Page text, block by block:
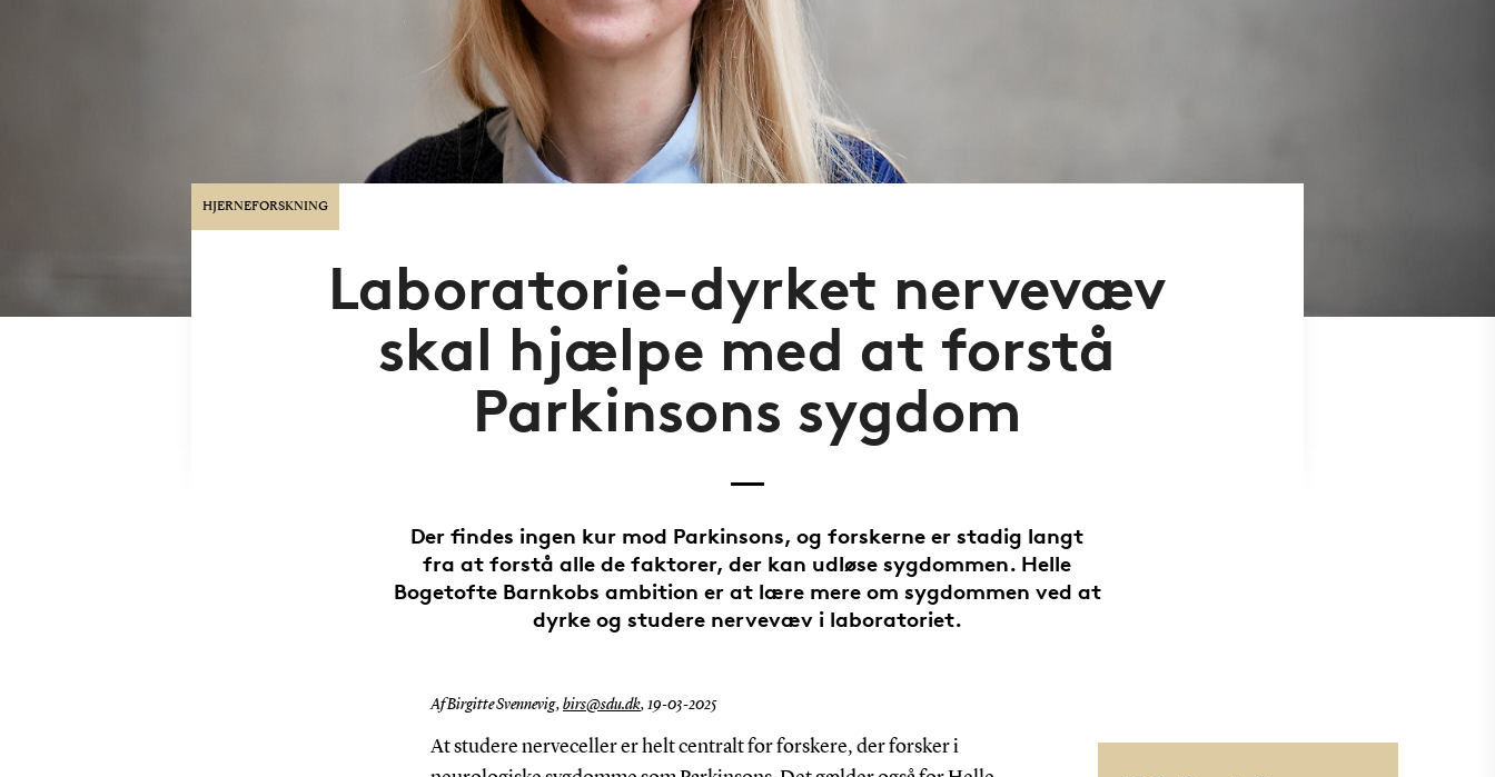
HJERNEFORSKNING
Laboratorie-dyrket nervevæv
skal hjælpe med at forstå
Parkinsons sygdom
Der findes ingen kur mod Parkinsons, og forskerne er stadig langt
fra at forstå alle de faktorer, der kan udløse sygdommen. Helle
Bogetofte Barnkobs ambition er at lære mere om sygdommen ved at
dyrke og studere nervevæv i laboratoriet.
Af Birgitte Svennevig, birs@sdu.dk, 19-03-2025
At studere nerveceller er helt centralt for forskere, der forsker i